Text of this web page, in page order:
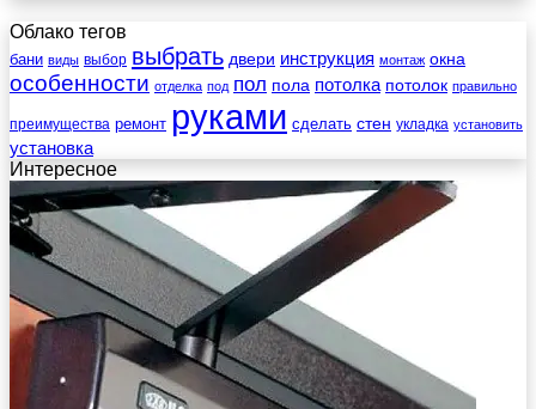
Облако тегов
бани виды выбор выбрать двери инструкция монтаж окна
особенности отделка под пол пола потолка потолок правильно
преимущества ремонт руками сделать стен укладка установить
установка
Интересное